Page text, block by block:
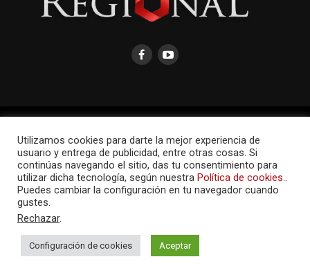
Utilizamos cookies para darte la mejor experiencia de
usuario y entrega de publicidad, entre otras cosas. Si
continúas navegando el sitio, das tu consentimiento para
utilizar dicha tecnología, según nuestra Política de cookies..
Puedes cambiar la configuración en tu navegador cuando
gustes.
Rechazar.
Configuración de cookies Aceptar